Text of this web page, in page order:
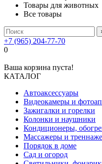
Товары для животных
Все товары
+7 (965) 204-77-70
0
Ваша корзина пуста!
КАТАЛОГ
Автоаксессуары
Видеокамеры и
Зажигалки и горелки
Колонки и наушники
Кондиционеры,
Массажеры и
Порядок в доме
Сад и огород